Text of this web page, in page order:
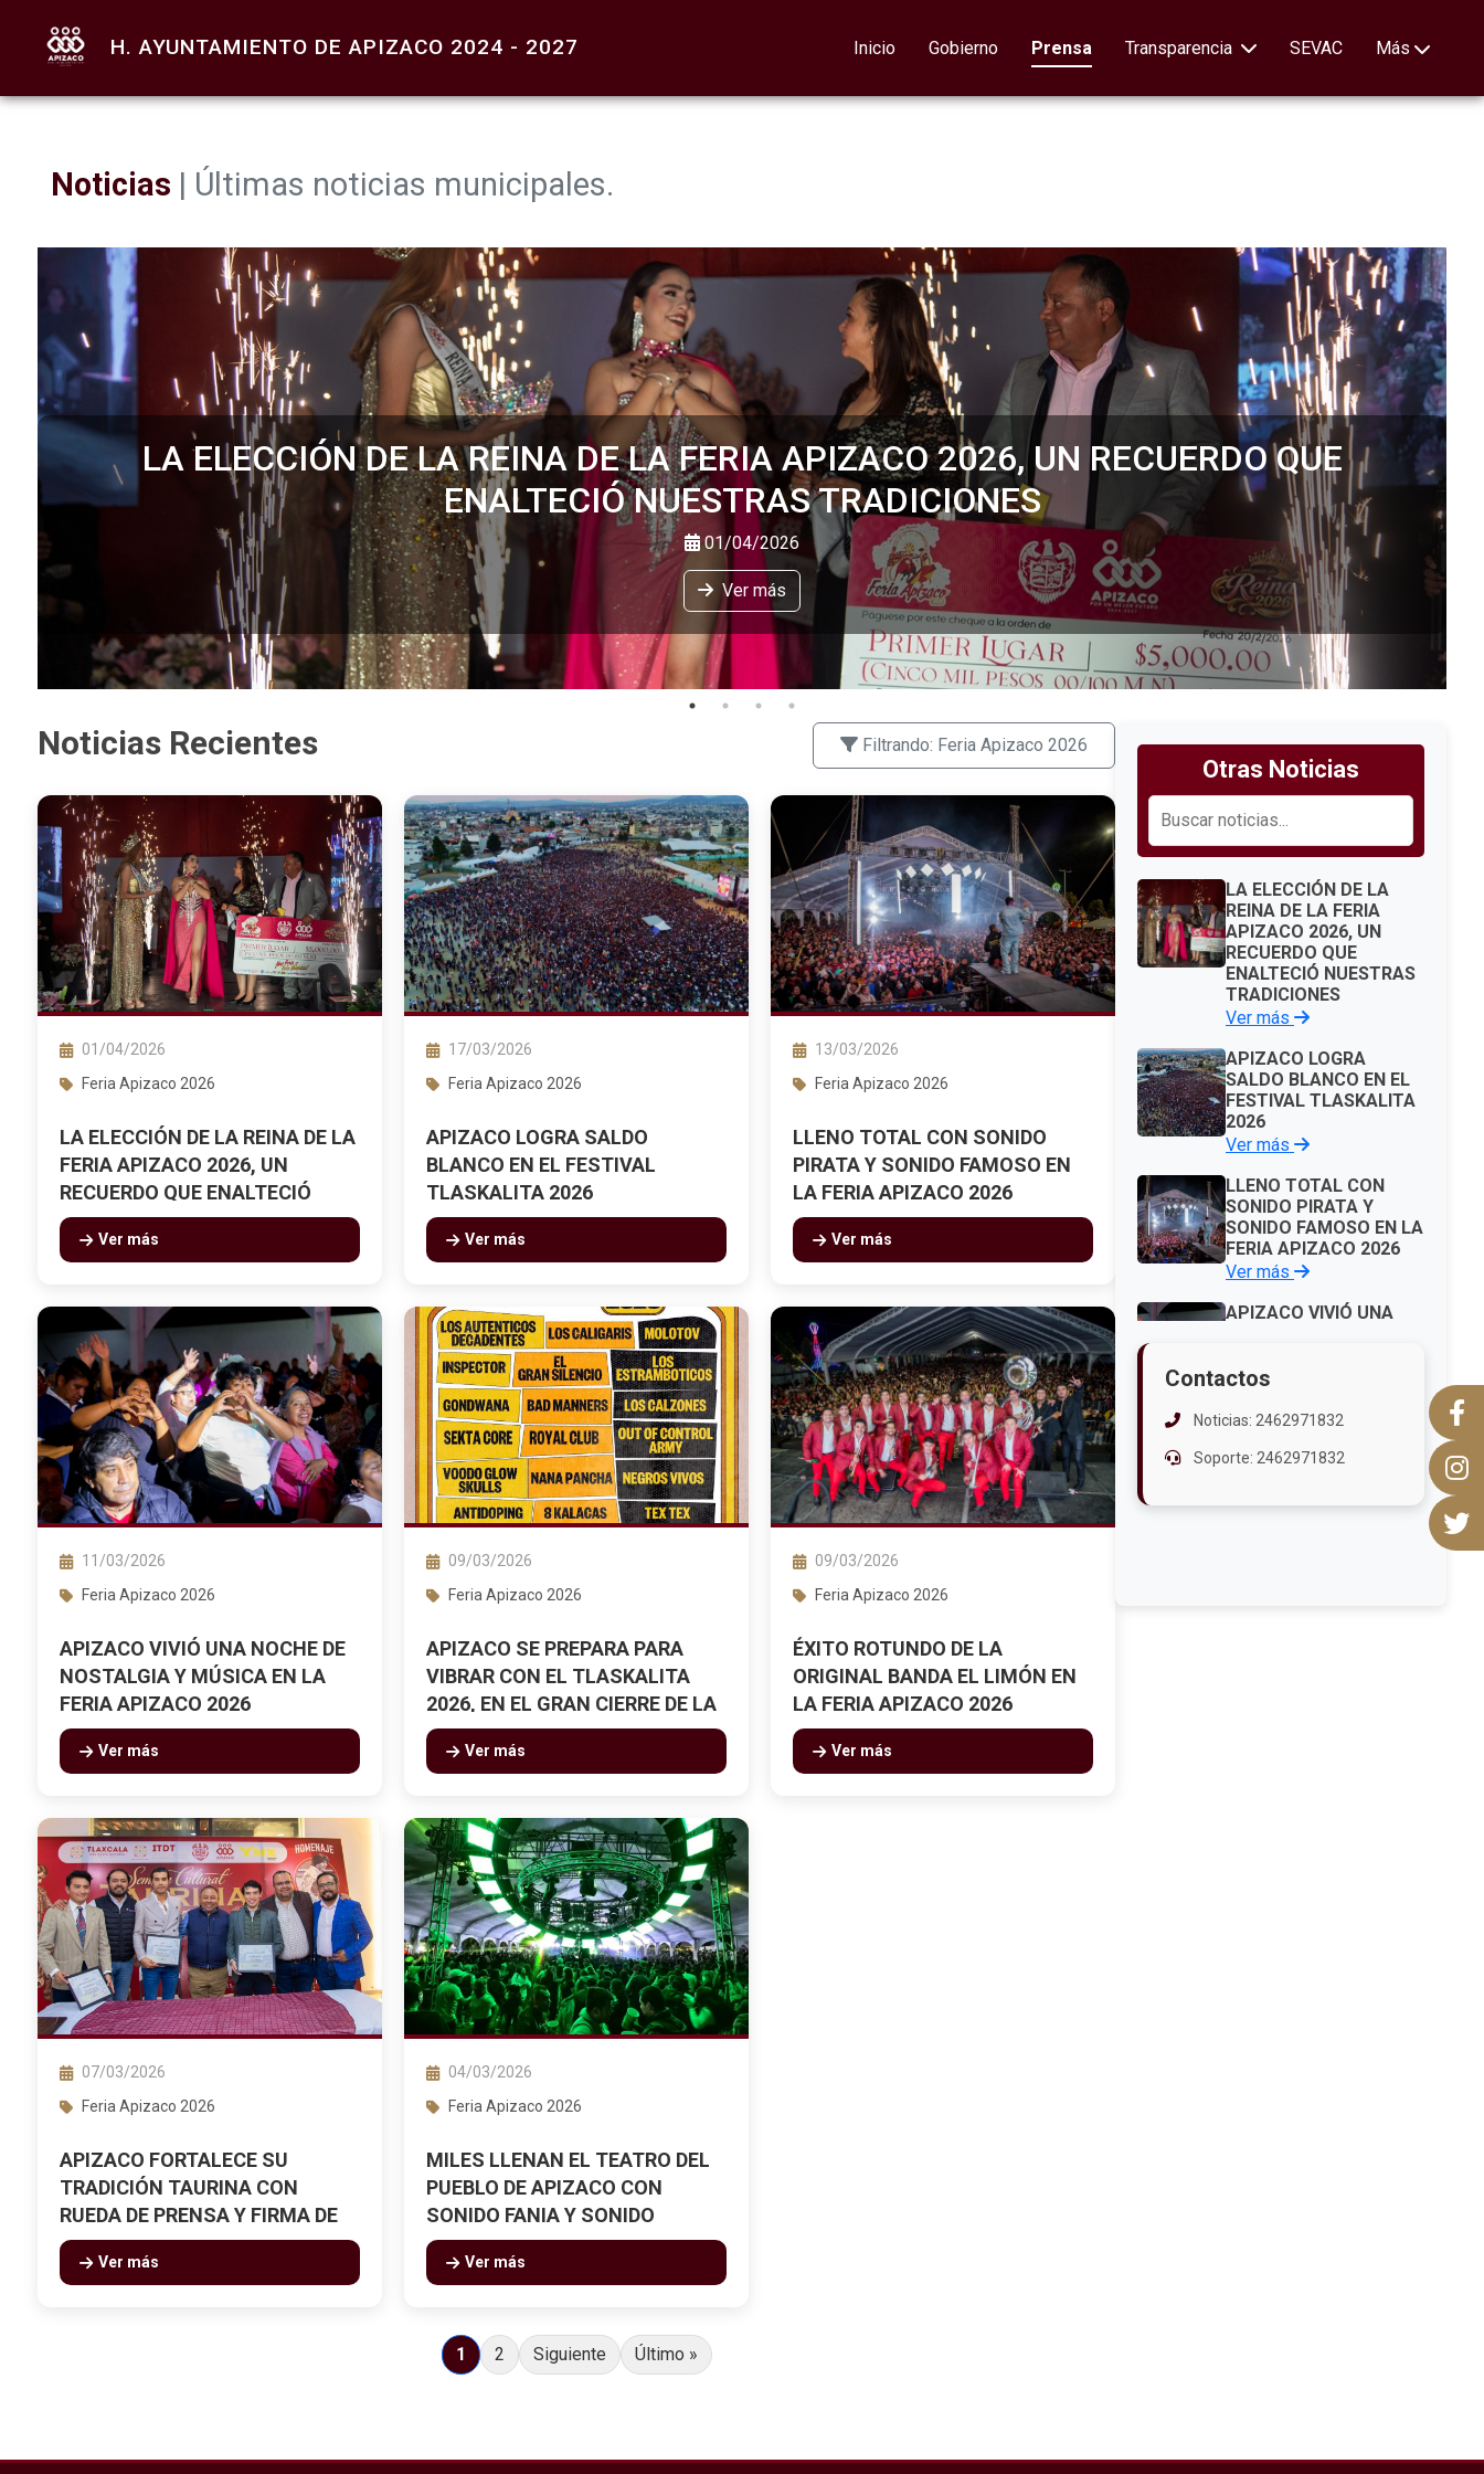
H. AYUNTAMIENTO DE APIZACO 2024 - 2027 Inicio Gobierno Prensa Transparencia SEVAC Más
Noticias | Últimas noticias municipales.
Noticias Recientes Filtrando: Feria Apizaco 2026
01/04/2026
Feria Apizaco 2026
LA ELECCIÓN DE LA REINA DE LA
FERIA APIZACO 2026, UN
RECUERDO QUE ENALTECIÓ
NUESTRAS TRADICIONES
Ver más
17/03/2026
Feria Apizaco 2026
APIZACO LOGRA SALDO
BLANCO EN EL FESTIVAL
TLASKALITA 2026
Ver más
13/03/2026
Feria Apizaco 2026
LLENO TOTAL CON SONIDO
PIRATA Y SONIDO FAMOSO EN
LA FERIA APIZACO 2026
Ver más
11/03/2026
Feria Apizaco 2026
APIZACO VIVIÓ UNA NOCHE DE
NOSTALGIA Y MÚSICA EN LA
FERIA APIZACO 2026
Ver más
09/03/2026
Feria Apizaco 2026
APIZACO SE PREPARA PARA
VIBRAR CON EL TLASKALITA
2026, EN EL GRAN CIERRE DE LA
FERIA
Ver más
09/03/2026
Feria Apizaco 2026
ÉXITO ROTUNDO DE LA
ORIGINAL BANDA EL LIMÓN EN
LA FERIA APIZACO 2026
Ver más
07/03/2026
Feria Apizaco 2026
APIZACO FORTALECE SU
TRADICIÓN TAURINA CON
RUEDA DE PRENSA Y FIRMA DE
AUTÓGRAFOS DE ISAAC
FONSECA Y DIEGO SAN ROMÁN
Ver más
04/03/2026
Feria Apizaco 2026
MILES LLENAN EL TEATRO DEL
PUEBLO DE APIZACO CON
SONIDO FANIA Y SONIDO
CÓNDOR
Ver más
1 2 Siguiente Último »
Otras Noticias
LA ELECCIÓN DE LA
REINA DE LA FERIA
APIZACO 2026, UN
RECUERDO QUE
ENALTECIÓ NUESTRAS
TRADICIONES
Ver más
APIZACO LOGRA
SALDO BLANCO EN EL
FESTIVAL TLASKALITA
2026
Ver más
LLENO TOTAL CON
SONIDO PIRATA Y
SONIDO FAMOSO EN LA
FERIA APIZACO 2026
Ver más
APIZACO VIVIÓ UNA
APIZACO 2026
PARA VIBRAR CON EL
EL GRAN CIERRE DE LA
Contactos
Noticias: 2462971832
Soporte: 2462971832